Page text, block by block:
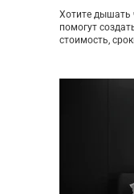
Хотите дышать
помогут
стоимость,